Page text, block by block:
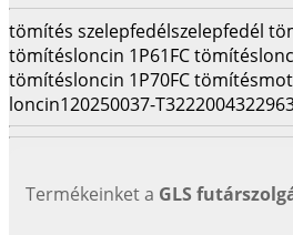
tömítés szelepfedélszelepfedél
tömítésloncin 1P61FC tömítés
tömítésloncin 1P70FC tömítés
loncin120250037-T322
Termékeinket a GLS